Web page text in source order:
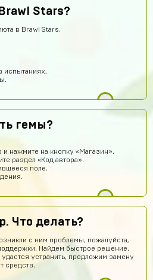
Stars?
в Brawl Stars.
испытаниях,
гемы?
нажмите на кнопку «Магазин».
раздел «Код автора».
поле.
Что делать?
с ним проблемы, пожалуйста,
Найдем быстрое решение.
устранить, предложим замену
средств.
все клево
10 часов назад
аккаунт stand-off 2
9 часов назад